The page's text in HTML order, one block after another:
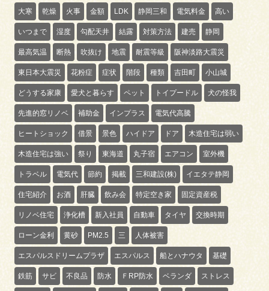
大寒 乾燥 火事 金額 LDK 静岡三和 電気料金 高い
いつまで 湿度 勾配天井 結露 対策方法 建売 静岡
最高気温 断熱 吹抜け 地震 耐震等級 阪神淡路大震災
東日本大震災 花粉症 症状 階段 種類 吉田町 小山城
どうする家康 愛犬と暮らす ペット トイプードル 犬の怪我
先進的窓リノベ 補助金 インプラス 電気代高騰
ヒートショック 借景 景色 ハイドア ドア 木造住宅は弱い
木造住宅は強い 祭り 東海道 丸子宿 エアコン 室外機
トラベル 電気代 節約 掲載 三和建設(株) イエタテ静岡
住宅紹介 お酒 肝臓 飲み会 特定空き家 固定資産税
リノベ住宅 浄化槽 新入社員 自動車 タイヤ 交換時期
ローン金利 黄砂 PM2.5 三 人体被害
エスパルスドリームプラザ エスパルス 船とハナウタ 基礎
鉄筋 サビ 不良品 防水 ＦRP防水 ベランダ ストレス